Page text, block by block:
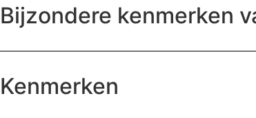
Bijzondere kenmerken
Kenmerken